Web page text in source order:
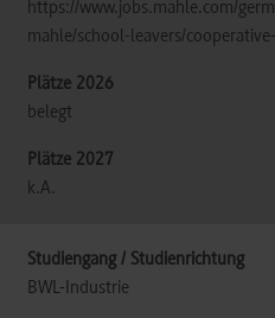
https://www.jobs.mahle.com/
mahle/school-leavers/
belegt
k.A.
BWL-Industrie